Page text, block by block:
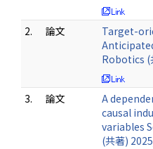
2. 論文
Target-
Robotics (
3. 論文
A
causal
variables
(共著)